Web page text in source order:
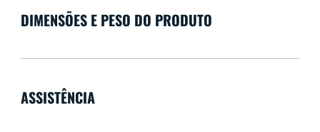
DIMENSÕES E PESO DO PRODUTO
ASSISTÊNCIA